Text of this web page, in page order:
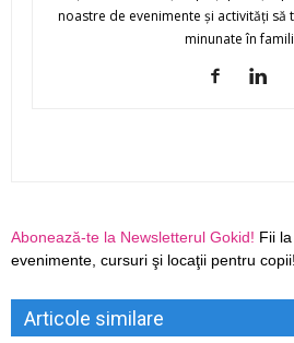
noastre de evenimente şi activităţi să
minunate în
Abonează-te la Newsletterul Gokid! Fii
evenimente, cursuri şi locaţii pentru copii!
Articole similare